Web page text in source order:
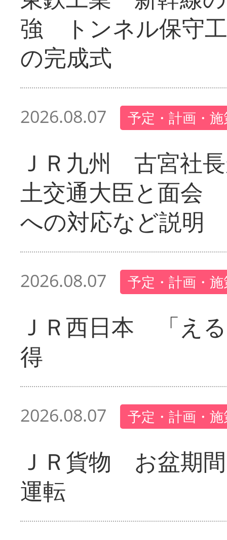
強 トンネル保守
の完成式
2026.08.07 予定・計画・
ＪＲ九州 古宮社
土交通大臣と面会
への対応など説明
2026.08.07 予定・計画・
ＪＲ西日本 「え
得
2026.08.07 予定・計画・
ＪＲ貨物 お盆期
運転